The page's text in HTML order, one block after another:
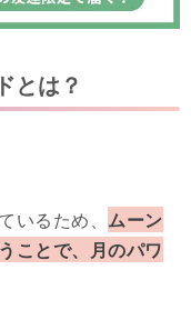
とは？
いるため、 ムーン
ことで、月のパワ